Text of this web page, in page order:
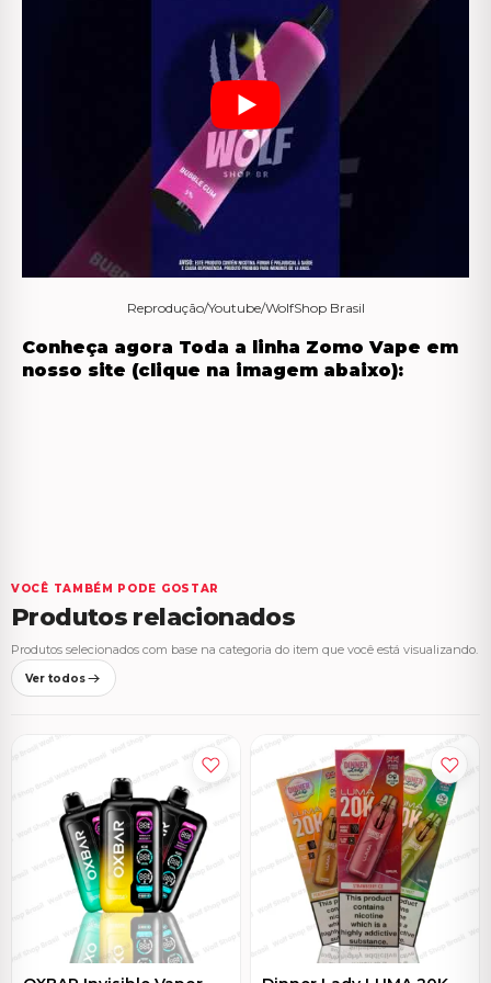
Reprodução/Youtube/WolfShop Brasil
Conheça agora Toda a linha Zomo Vape em
nosso site (clique na imagem abaixo):
VOCÊ TAMBÉM PODE GOSTAR
Produtos relacionados
Produtos selecionados com base na categoria do item que você está visualizando.
Ver todos